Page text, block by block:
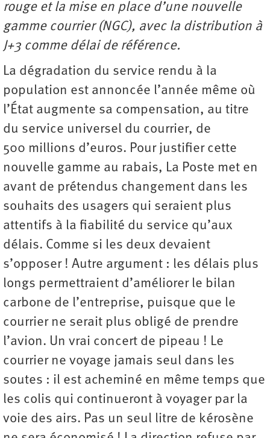
rouge et la mise en place d’une nouvelle
gamme courrier (NGC), avec la distribution à
J+3 comme délai de référence.
La dégradation du service rendu à la
population est annoncée l’année même où
l’État augmente sa compensation, au titre
du service universel du courrier, de
500 millions d’euros. Pour justifier cette
nouvelle gamme au rabais, La Poste met en
avant de prétendus changement dans les
souhaits des usagers qui seraient plus
attentifs à la fiabilité du service qu’aux
délais. Comme si les deux devaient
s’opposer ! Autre argument : les délais plus
longs permettraient d’améliorer le bilan
carbone de l’entreprise, puisque que le
courrier ne serait plus obligé de prendre
l’avion. Un vrai concert de pipeau ! Le
courrier ne voyage jamais seul dans les
soutes : il est acheminé en même temps que
les colis qui continueront à voyager par la
voie des airs. Pas un seul litre de kérosène